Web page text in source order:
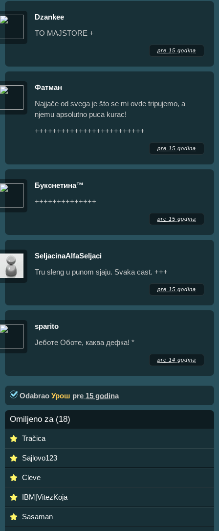
Dzankee
TO MAJSTORE +
pre 15 godina
Фатман
Najjače od svega je što se mi ovde tripujemo, a
njemu apsolutno puca kurac!
+++++++++++++++++++++++++
pre 15 godina
Букснетина™
++++++++++++++
pre 15 godina
SeljacinaAlfaSeljaci
Tru sleng u punom sjaju. Svaka cast. +++
pre 15 godina
sparito
Јеботе Оботе, каква дефка! *
pre 14 godina
Odabrao Урош pre 15 godina
Omiljeno za (18)
Tračica
Sajlovo123
Cleve
IBM|VitezKoja
Sasaman